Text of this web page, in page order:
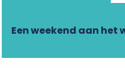
Een weekend aan het